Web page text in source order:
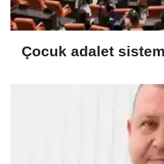
Çocuk adalet